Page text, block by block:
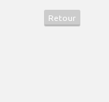
Retour